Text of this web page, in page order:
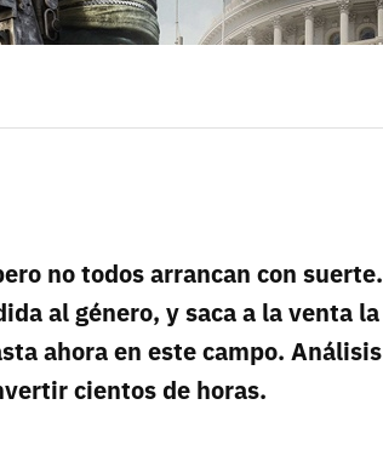
no todos arrancan con suerte.
al género, y saca a la venta la
ahora en este campo. Análisis
cientos de horas.